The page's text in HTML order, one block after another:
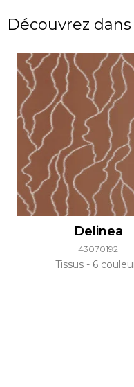
Découvrez
Delinea
43070192
Tissus 6